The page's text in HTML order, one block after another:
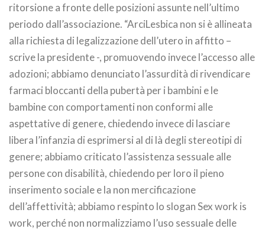
ritorsione a fronte delle posizioni assunte nell’ultimo
periodo dall’associazione. “ArciLesbica non si è allineata
alla richiesta di legalizzazione dell’utero in affitto –
scrive la presidente -, promuovendo invece l’accesso alle
adozioni; abbiamo denunciato l’assurdità di rivendicare
farmaci bloccanti della pubertà per i bambini e le
bambine con comportamenti non conformi alle
aspettative di genere, chiedendo invece di lasciare
libera l’infanzia di esprimersi al di là degli stereotipi di
genere; abbiamo criticato l’assistenza sessuale alle
persone con disabilità, chiedendo per loro il pieno
inserimento sociale e la non mercificazione
dell’affettività; abbiamo respinto lo slogan Sex work is
work, perché non normalizziamo l’uso sessuale delle